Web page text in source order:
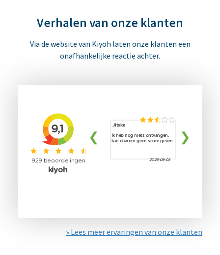
Verhalen van onze klanten
Via de website van Kiyoh laten onze klanten een
onafhankelijke reactie achter.
» Lees meer ervaringen van onze klanten